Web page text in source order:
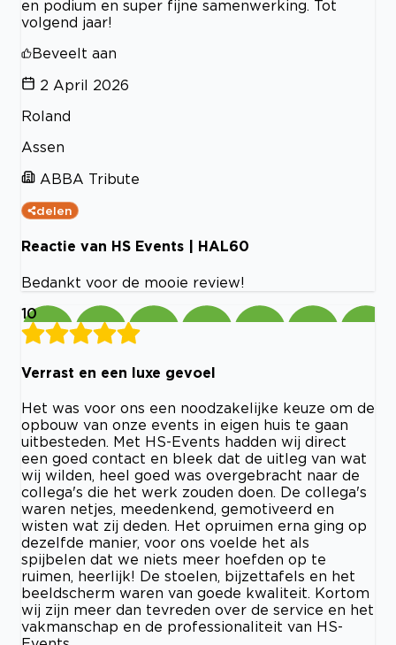
en podium en super fijne samenwerking. Tot
volgend jaar!
Beveelt aan
2 April 2026
Roland
Assen
ABBA Tribute
delen
Reactie van HS Events | HAL60
Bedankt voor de mooie review!
10
Verrast en een luxe gevoel
Het was voor ons een noodzakelijke keuze om de
opbouw van onze events in eigen huis te gaan
uitbesteden. Met HS-Events hadden wij direct
een goed contact en bleek dat de uitleg van wat
wij wilden, heel goed was overgebracht naar de
collega's die het werk zouden doen. De collega's
waren netjes, meedenkend, gemotiveerd en
wisten wat zij deden. Het opruimen erna ging op
dezelfde manier, voor ons voelde het als
spijbelen dat we niets meer hoefden op te
ruimen, heerlijk! De stoelen, bijzettafels en het
beeldscherm waren van goede kwaliteit. Kortom
wij zijn meer dan tevreden over de service en het
vakmanschap en de professionaliteit van HS-